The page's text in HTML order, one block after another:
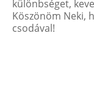
különbséget,
Köszönöm Neki,
csodával!